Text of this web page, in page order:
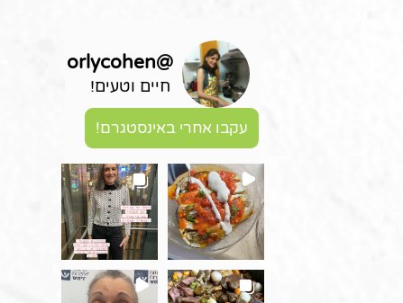
@
orlycohen
חיים וטעים!
עקבו אחרי באינסטגרם!